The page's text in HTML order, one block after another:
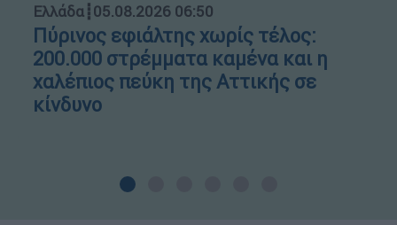
Ελλάδα┋05.08.2026 06:50
Πύρινος εφιάλτης χωρίς τέλος:
200.000 στρέμματα καμένα και η
χαλέπιος πεύκη της Αττικής σε
κίνδυνο